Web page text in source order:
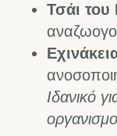
Τσάι
Ιδανικό